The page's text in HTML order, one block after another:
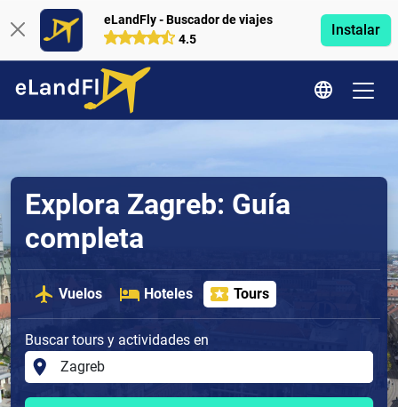
eLandFly - Buscador de viajes
4.5
Instalar
Explora Zagreb: Guía
completa
Vuelos Hoteles Tours
Buscar tours y actividades en